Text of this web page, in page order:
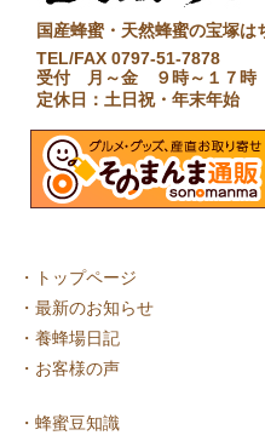
国産蜂蜜・天然蜂蜜の宝塚は
TEL/FAX 0797-51-7878
受付 月～金 ９時～１７時
定休日：土日祝・年末年始
・
トップページ
・ 最新のお知らせ
・ 養蜂場日記
・ お客様の声
・ 蜂蜜豆知識